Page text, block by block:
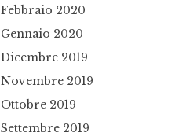
Febbraio 2020
Gennaio 2020
Dicembre 2019
Novembre 2019
Ottobre 2019
Settembre 2019